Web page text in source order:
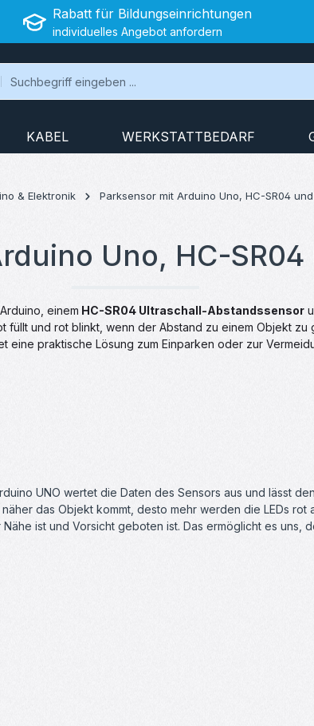
Rabatt für Bildungseinrichtungen
individuelles Angebot anfordern
KABEL WERKSTATTBEDARF
& Elektronik Parksensor mit Arduino Uno, HC-SR04 und
Uno, HC-SR04
einem HC-SR04 Ultraschall-Abstandssensor
füllt und rot blinkt, wenn der Abstand zu einem Objekt
eine praktische Lösung zum Einparken oder zur
UNO wertet die Daten des Sensors aus und lässt
das Objekt kommt, desto mehr werden die LEDs
ist und Vorsicht geboten ist. Das ermöglicht es uns,